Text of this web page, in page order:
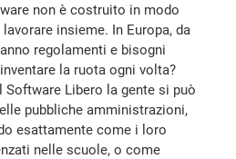
non è costruito in modo
insieme. In Europa, da
regolamenti e bisogni
la ruota ogni volta?
Software Libero la gente si può
pubbliche amministrazioni,
esattamente come i loro
nelle scuole, o come